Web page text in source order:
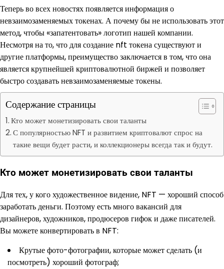
Теперь во всех новостях появляется информация о
невзаимозаменяемых токенах. А почему бы не использовать этот
метод, чтобы «запатентовать» логотип нашей компании.
Несмотря на то, что для создание nft токена существуют и
другие платформы, преимущество заключается в том, что она
является крупнейшей криптовалютной биржей и позволяет
быстро создавать невзаимозаменяемые токены.
Содержание страницы
Кто может монетизировать свои таланты
С популярностью NFT и развитием криптовалют спрос на
такие вещи будет расти, и коллекционеры всегда так и будут.
Кто может монетизировать свои таланты
Для тех, у кого художественное видение, NFT — хороший способ
заработать деньги. Поэтому есть много вакансий для
дизайнеров, художников, продюсеров гифок и даже писателей.
Вы можете конвертировать в NFT:
Крутые фото-фотографии, которые может сделать (и
посмотреть) хороший фотограф;